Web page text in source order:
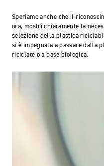
Speriamo anche che il
ora, mostri chiaramente la
selezione della plastica
si è impegnata a passare dalla
riciclate o a base biologica.